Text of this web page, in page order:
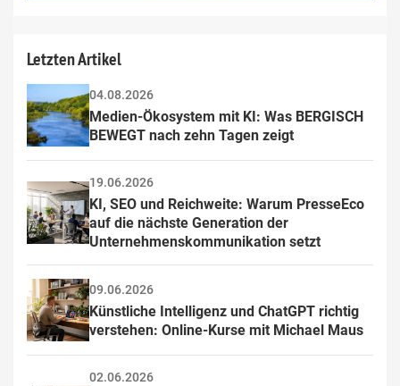
Letzten Artikel
04.08.2026
Medien-Ökosystem mit KI: Was BERGISCH
BEWEGT nach zehn Tagen zeigt
19.06.2026
KI, SEO und Reichweite: Warum PresseEco
auf die nächste Generation der
Unternehmenskommunikation setzt
09.06.2026
Künstliche Intelligenz und ChatGPT richtig
verstehen: Online-Kurse mit Michael Maus
02.06.2026